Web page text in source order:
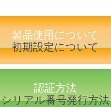
製品使用について
初期設定について
認証方法
シリアル番号発行方法